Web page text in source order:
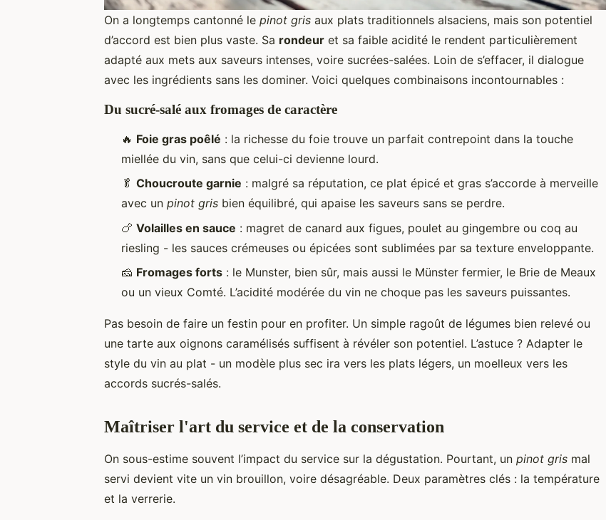
On a longtemps cantonné le pinot gris aux plats traditionnels alsaciens, mais son potentiel
d’accord est bien plus vaste. Sa rondeur et sa faible acidité le rendent particulièrement
adapté aux mets aux saveurs intenses, voire sucrées-salées. Loin de s’effacer, il dialogue
avec les ingrédients sans les dominer. Voici quelques combinaisons incontournables :
Du sucré-salé aux fromages de caractère
🔥 Foie gras poêlé : la richesse du foie trouve un parfait contrepoint dans la touche
miellée du vin, sans que celui-ci devienne lourd.
🥬 Choucroute garnie : malgré sa réputation, ce plat épicé et gras s’accorde à merveille
avec un pinot gris bien équilibré, qui apaise les saveurs sans se perdre.
🍗 Volailles en sauce : magret de canard aux figues, poulet au gingembre ou coq au
riesling - les sauces crémeuses ou épicées sont sublimées par sa texture enveloppante.
🧀 Fromages forts : le Munster, bien sûr, mais aussi le Münster fermier, le Brie de Meaux
ou un vieux Comté. L’acidité modérée du vin ne choque pas les saveurs puissantes.
Pas besoin de faire un festin pour en profiter. Un simple ragoût de légumes bien relevé ou
une tarte aux oignons caramélisés suffisent à révéler son potentiel. L’astuce ? Adapter le
style du vin au plat - un modèle plus sec ira vers les plats légers, un moelleux vers les
accords sucrés-salés.
Maîtriser l'art du service et de la conservation
On sous-estime souvent l’impact du service sur la dégustation. Pourtant, un pinot gris mal
servi devient vite un vin brouillon, voire désagréable. Deux paramètres clés : la température
et la verrerie.